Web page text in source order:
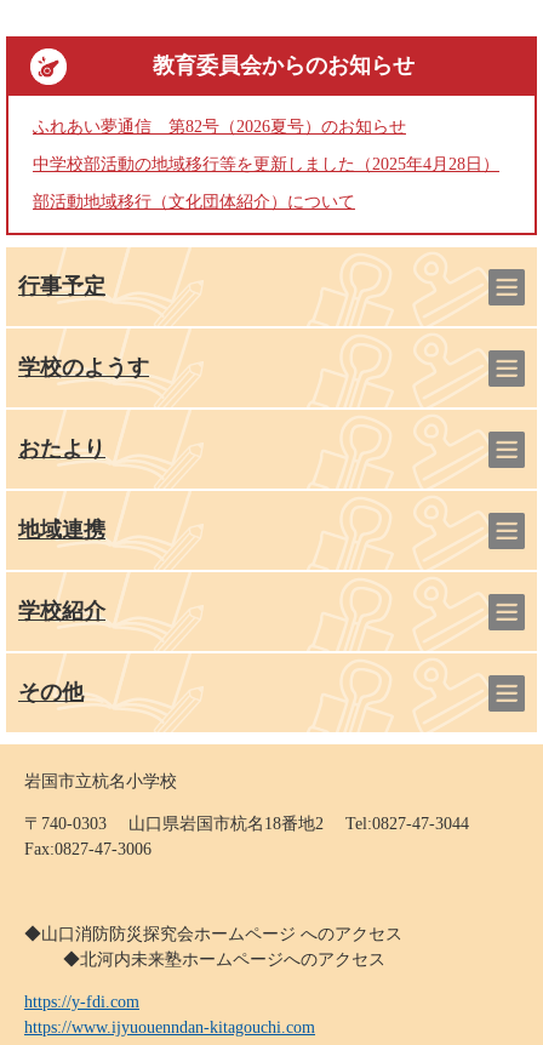
教育委員会からのお知らせ
ふれあい夢通信 第82号（2026夏号）のお知らせ
中学校部活動の地域移行等を更新しました（2025年4月28日）
部活動地域移行（文化団体紹介）について
行事予定
学校のようす
おたより
地域連携
学校紹介
その他
岩国市立杭名小学校
〒740-0303 山口県岩国市杭名18番地2 Tel:0827-47-3044
Fax:0827-47-3006
◆山口消防防災探究会ホームページ へのアクセス
◆北河内未来塾ホームページへのアクセス
https://y-fdi.com
https://www.ijyuouenndan-kitagouchi.com